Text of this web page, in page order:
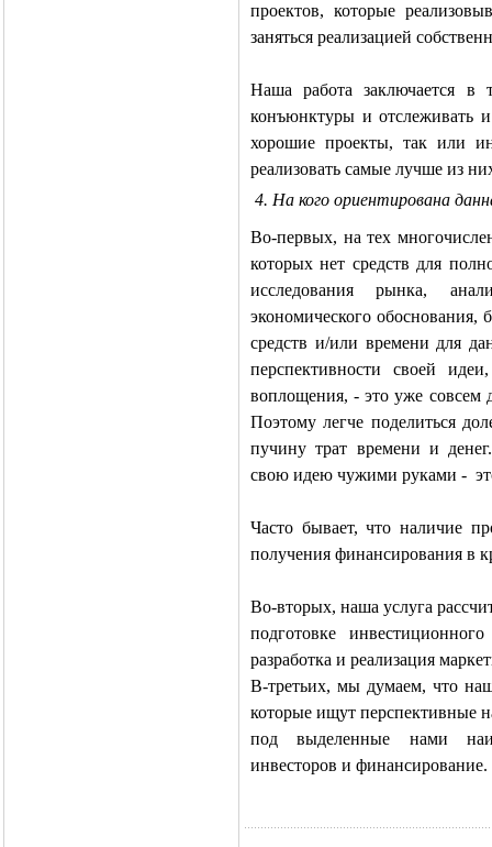
проектов, которые
заняться реализацией
Наша работа заключается
конъюнктуры и отслеживать
хорошие проекты, так или
реализовать самые лучше из
4. На кого ориентирована
Во-первых, на тех
которых нет средств для
исследования рынка,
экономического обоснования,
средств и/или времени для
перспективности своей
воплощения, - это уже совсем
Поэтому легче поделиться
пучину трат времени и
свою идею чужими руками -
Часто бывает, что наличие
получения финансирования в
Во-вторых, наша услуга
подготовке
разработка и реализация
В-третьих, мы думаем, что
которые ищут перспективные
под выделенные нами
инвесторов и финансирование.